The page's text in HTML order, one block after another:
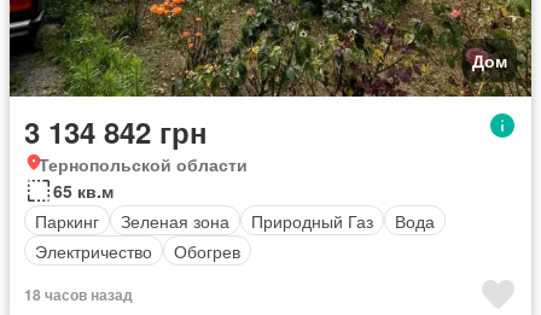
Дом
3 134 842 грн
Тернопольской области
65 кв.м
Паркинг
Зеленая зона Природный Газ
Вода
Электричество
Обогрев
18 часов назад